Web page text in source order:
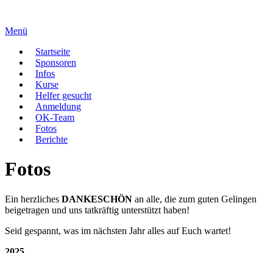
springen
Menü
Startseite
Sponsoren
Infos
Kurse
Helfer gesucht
Anmeldung
OK-Team
Fotos
Berichte
Fotos
Ein herzliches DANKESCHÖN an alle, die zum guten Gelingen
beigetragen und uns tatkräftig unterstützt haben!
Seid gespannt, was im nächsten Jahr alles auf Euch wartet!